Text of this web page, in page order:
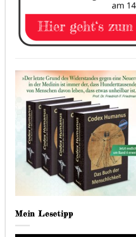
Mein Lesetipp